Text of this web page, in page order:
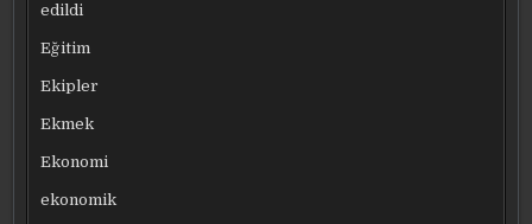
edildi
Eğitim
Ekipler
Ekmek
Ekonomi
ekonomik